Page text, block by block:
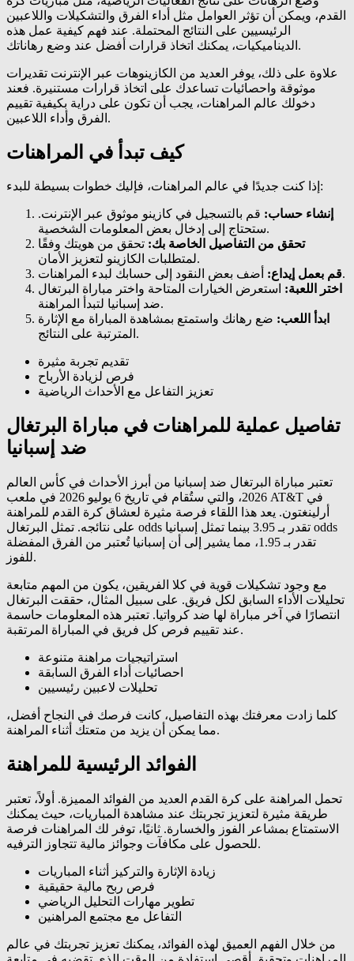
القدم، ويمكن أن تؤثر العوامل مثل أداء الفرق والتشكيلات واللاعبين
الرئيسيين على النتائج المحتملة. عند فهم كيفية عمل هذه
الديناميكيات، يمكنك اتخاذ قرارات أفضل عند وضع رهاناتك.
علاوة على ذلك، يوفر العديد من الكازينوهات عبر الإنترنت تقديرات
موثوقة واحصائيات تساعدك على اتخاذ قرارات مستنيرة. فعند
دخولك عالم المراهنات، يجب أن تكون على دراية بكيفية تقييم
الفرق وأداء اللاعبين.
كيف تبدأ في المراهنات
إذا كنت جديدًا في عالم المراهنات، فإليك خطوات بسيطة للبدء:
إنشاء حساب: قم بالتسجيل في كازينو موثوق عبر الإنترنت.
ستحتاج إلى إدخال بعض المعلومات الشخصية.
تحقق من التفاصيل الخاصة بك: تحقق من هويتك وفقًا
لمتطلبات الكازينو لتعزيز الأمان.
قم بعمل إيداع:أضف بعض النقود إلى حسابك لبدء المراهنات.
اختر اللعبة: استعرض الخيارات المتاحة واختر مباراة البرتغال
ضد إسبانيا لتبدأ المراهنة.
ابدأ اللعب: ضع رهانك واستمتع بمشاهدة المباراة مع الإثارة
المترتبة على النتائج.
تقديم تجربة مثيرة
فرص لزيادة الأرباح
تعزيز التفاعل مع الأحداث الرياضية
تفاصيل عملية للمراهنات في مباراة البرتغال
ضد إسبانيا
تعتبر مباراة البرتغال ضد إسبانيا من أبرز الأحداث في كأس العالم
2026، والتي ستُقام في تاريخ 6 يوليو 2026 في ملعب AT&T في
أرلينغتون. يعد هذا اللقاء فرصة مثيرة لعشاق كرة القدم للمراهنة
على نتائجه. تمثل البرتغال odds تقدر بـ 3.95 بينما تمثل إسبانيا odds
تقدر بـ 1.95، مما يشير إلى أن إسبانيا تُعتبر من الفرق المفضلة
للفوز.
مع وجود تشكيلات قوية في كلا الفريقين، يكون من المهم متابعة
تحليلات الأداء السابق لكل فريق. على سبيل المثال، حققت البرتغال
انتصارًا في آخر مباراة لها ضد كرواتيا. تعتبر هذه المعلومات حاسمة
عند تقييم فرص كل فريق في المباراة المرتقبة.
استراتيجيات مراهنة متنوعة
احصائيات أداء الفرق السابقة
تحليلات لاعبين رئيسيين
كلما زادت معرفتك بهذه التفاصيل، كانت فرصك في النجاح أفضل،
مما يمكن أن يزيد من متعتك أثناء المراهنة.
الفوائد الرئيسية للمراهنة
تحمل المراهنة على كرة القدم العديد من الفوائد المميزة. أولاً، تعتبر
طريقة مثيرة لتعزيز تجربتك عند مشاهدة المباريات، حيث يمكنك
الاستمتاع بمشاعر الفوز والخسارة. ثانيًا، توفر لك المراهنات فرصة
للحصول على مكافآت وجوائز مالية تتجاوز الترفيه.
زيادة الإثارة والتركيز أثناء المباريات
فرص ربح مالية حقيقية
تطوير مهارات التحليل الرياضي
التفاعل مع مجتمع المراهنين
من خلال الفهم العميق لهذه الفوائد، يمكنك تعزيز تجربتك في عالم